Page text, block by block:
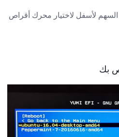
السهم لأسفل لاختيار محرك أقراص
بك